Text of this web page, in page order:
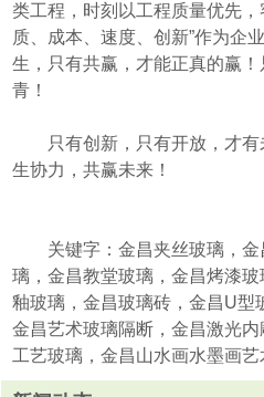
类工程，时刻以工程质量优先
质、成本、速度、创新”作为企
生，只有共赢，才能正真的赢
青！
只有创新，只有开放，才
生协力，共赢未来！
关键字：金昌夹丝玻璃，
璃，金昌教堂玻璃，金昌烤漆
釉玻璃，金昌玻璃砖，金昌U型
金昌艺术玻璃隔断，金昌激光
工艺玻璃，金昌山水画水墨画艺